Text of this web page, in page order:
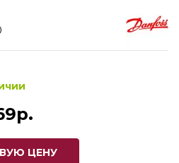
ЦЕНУ